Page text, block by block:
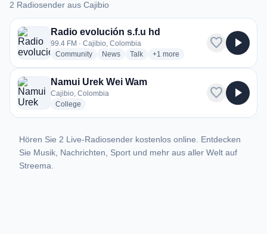
2 Radiosender aus Cajibio
2 Radiosender aus Cajibio
Radio evolución s.f.u hd
99.4 FM · Cajibio, Colombia
Communityradio stations
Newsradio stations
Talkradio stations
+1 more genres for Radio
more
favorite play_arrow
Namui Urek Wei Wam
Cajibio, Colombia
College
favorite play_arrow
Hören Sie 2 Live-Radiosender kostenlos online. Entdecken
Sie Musik, Nachrichten, Sport und mehr aus aller Welt auf
Streema.